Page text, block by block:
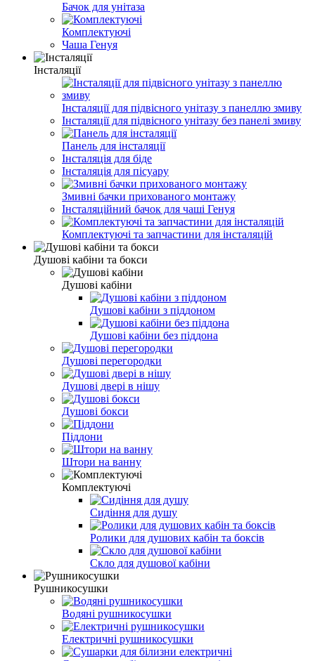
Бачок для унітаза
Комплектуючі
Чаша Генуя
Інсталяції
Інсталяції для підвісного унітазу з панеллю змиву
Інсталяції для підвісного унітазу без панелі змиву
Панель для інсталяції
Інсталяція для біде
Інсталяція для пісуару
Змивні бачки прихованого монтажу
Інсталяційний бачок для чаші Генуя
Комплектуючі та запчастини для інсталяцій
Душові кабіни та бокси
Душові кабіни
Душові кабіни з піддоном
Душові кабіни без піддона
Душові перегородки
Душові двері в нішу
Душові бокси
Піддони
Штори на ванну
Комплектуючі
Сидіння для душу
Ролики для душових кабін та боксів
Скло для душової кабіни
Рушникосушки
Водяні рушникосушки
Електричні рушникосушки